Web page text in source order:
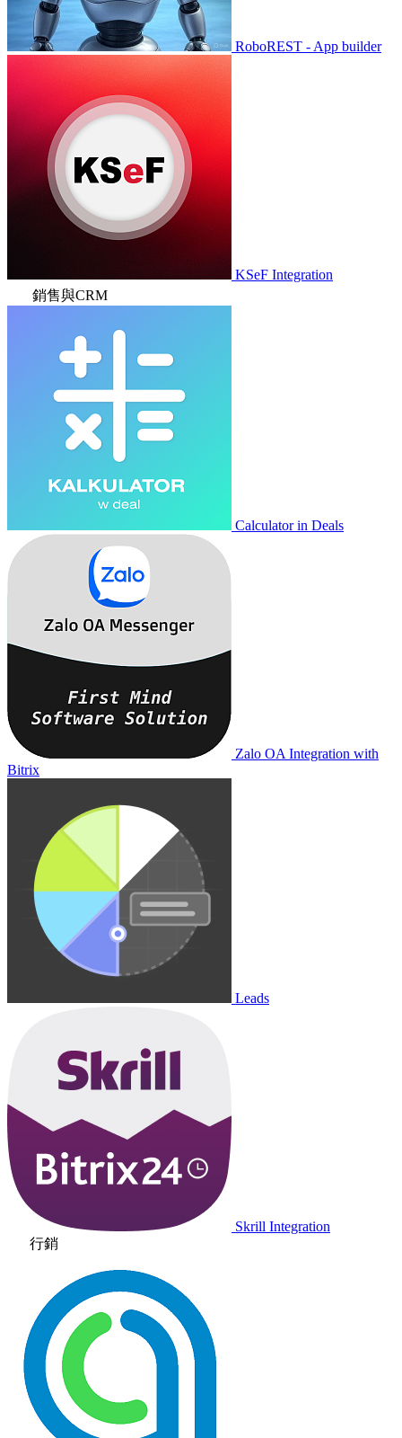
RoboREST - App builder
KSeF Integration
銷售與CRM
Calculator in Deals
Zalo OA Integration with
Bitrix
Leads
Skrill Integration
行銷